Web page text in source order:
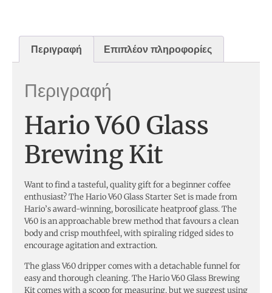
Περιγραφή Επιπλέον πληροφορίες
Περιγραφή
Hario V60 Glass
Brewing Kit
Want to find a tasteful, quality gift for a beginner coffee
enthusiast? The Hario V60 Glass Starter Set is made from
Hario’s award-winning, borosilicate heatproof glass. The
V60 is an approachable brew method that favours a clean
body and crisp mouthfeel, with spiraling ridged sides to
encourage agitation and extraction.
The glass V60 dripper comes with a detachable funnel for
easy and thorough cleaning. The Hario V60 Glass Brewing
Kit comes with a scoop for measuring, but we suggest using